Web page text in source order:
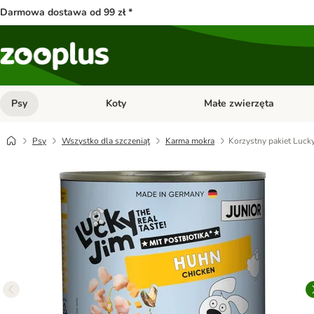
Darmowa dostawa od 99 zł *
Psy Otwórz menu kategorii: Psy
Koty Otwórz menu kategorii: Koty
Małe zwierzęta
Psy Wszystko dla szczeniąt Karma mokra Korzystny pakiet